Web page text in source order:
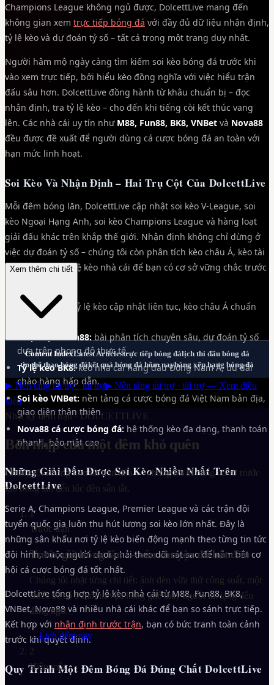
Champions League không ngủ được, DolcettLive mang đến
không gian xem trực tiếp bóng đá với đầy đủ dữ liệu nhận định,
tỷ lệ kèo và dự đoán tỷ số – tất cả trong một trang duy nhất.
Người hâm mộ ngày càng tìm kiếm soi kèo bóng đá trước khi
vào xem trực tiếp, bởi hiểu kèo đồng nghĩa với việc hiểu trận
đấu sâu hơn. DolcettLive đồng hành từ khâu chuẩn bị – đọc
nhận định, tra tỷ lệ kèo – cho đến khi tiếng còi kết thúc vang
lên. Các nhà cái uy tín như M88, Fun88, BK8, VNBet và Nova88
đều được đề xuất để người dùng cá cược bóng đá an toàn với
hạn mức linh hoạt.
Soi Kèo Và Nhận Định – Hai Trụ Cột Của DolcettLive
Mỗi đêm bóng lăn, DolcettLive cập nhật soi kèo V-League, soi
kèo Ngoại Hạng Anh, soi kèo Champions League và hàng loạt
giải đấu khác trên khắp thế giới. Nhận định không chỉ dừng ở
việc dự đoán tỷ số – chúng tôi còn phân tích kèo châu Á, kèo tài
xỉu, xu hướng tỷ lệ kèo nhà cái để bạn có cơ sở vững chắc trước
Soi kèo M88:
tỷ lệ kèo cập nhật liên tục, kèo châu Á chuẩn
xác từng trận.
Nhận định Fun88: bài phân tích chuyên sâu, dự đoán tỷ số
dựa trên phong độ thực tế.
Tỷ lệ kèo BK8:kèo nhà cái hàng đầu Đông Nam Á, ưu đãi
chào hàng hấp dẫn.
Soi kèo VNBet: nền tảng cá cược bóng đá Việt Nam bản địa,
giao diện thân thiện.
Nova88 cá cược bóng đá: hệ thống kèo đa dạng, thanh toán
nhanh, bảo mật cao.
Những Giải Đấu Được Soi Kèo Nhiều Nhất Trên
DolcettLive
Serie A, Champions League, Premier League và các trận đội
tuyển quốc gia luôn thu hút lượng soi kèo lớn nhất. Đây là
những sân khấu nơi tỷ lệ kèo biến động mạnh theo từng tin tức
đội hình, buộc người chơi phải theo dõi sát sao để nắm bắt cơ
hội cá cược bóng đá tốt nhất.
DolcettLive tổng hợp tỷ lệ kèo nhà cái từ M88, Fun88, BK8,
VNBet, Nova88 và nhiều nhà cái khác để bạn so sánh trực tiếp.
Kết hợp với nhận định trước trận, bạn có bức tranh toàn cảnh
trước khi quyết định.
Quy Trình Một Đêm Bóng Đá Đúng Chất DolcettLive
Xem thêm chi tiết
Content IndexLatest Articlestrực tiếp bóng đálịch thi đấu bóng đá
tin thể thao bóng đákết quả bóng đá hôm naybảng xếp hạng bóng đá
▶ Nền tảng tài trợ · tài trợ▶ Nền tảng tài trợ · tài trợ — Xem điều
kiện
Nhật ký đêm trận · DOLCETTLIVE
Bốn nhịp của một đêm khó quên
Chúng tôi không tóm tắt trận đấu — chúng tôi đi cùng nó từ trước
giờ bóng lăn đến lúc đèn sân tắt.
1
Trước trận
Trước giờ bóng lăn — câu chuyện đã bắt đầu
Chúng tôi nhặt từng chi tiết: ánh đèn vừa thử công suất, một
chiếc áo số 9 mới in vội, hàng ghế thay người im lặng đến
đáng ngờ.
→Lịch đêm nay
2
Hiệp một